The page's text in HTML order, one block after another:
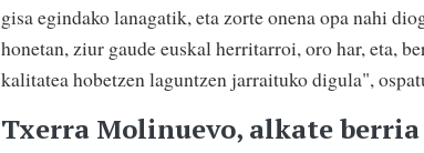
gisa egindako lanagatik, eta zorte onena opa nahi
honetan, ziur gaude euskal herritarroi, oro har, eta,
kalitatea hobetzen laguntzen jarraituko digula",
Txerra Molinuevo, alkate berria